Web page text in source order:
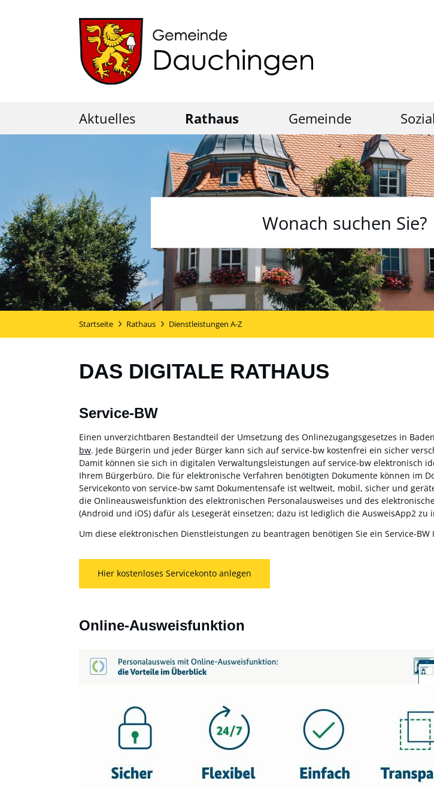
Aktuelles Rathaus Gemeinde
Startseite Rathaus Dienstleistungen A-Z
DAS DIGITALE RATHAUS
Service-BW
Einen unverzichtbaren Bestandteil der Umsetzung des Onlinezugangsgesetzes in
bw. Jede Bürgerin und jeder Bürger kann sich auf service-bw kostenfrei ein sicher
Damit können sie sich in digitalen Verwaltungsleistungen auf service-bw elektronisch
Ihrem Bürgerbüro. Die für elektronische Verfahren benötigten Dokumente können im
Servicekonto von service-bw samt Dokumentensafe ist weltweit, mobil, sicher und
die Onlineausweisfunktion des elektronischen Personalausweises und des
(Android und iOS) dafür als Lesegerät einsetzen; dazu ist lediglich die AusweisApp2 zu
Um diese elektronischen Dienstleistungen zu beantragen benötigen Sie ein Service-BW
Hier kostenloses Servicekonto anlegen
Online-Ausweisfunktion